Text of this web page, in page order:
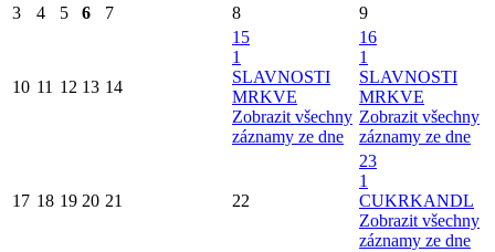
3
4 5 6 7 8 9
10 11 12 13 14
15
1
SLAVNOSTI
MRKVE
Zobrazit všechny
záznamy ze dne
16
1
SLAVNOSTI
MRKVE
Zobrazit všechny
záznamy ze dne
17 18 19 20 21 22
23
1
CUKRKANDL
Zobrazit všechny
záznamy ze dne